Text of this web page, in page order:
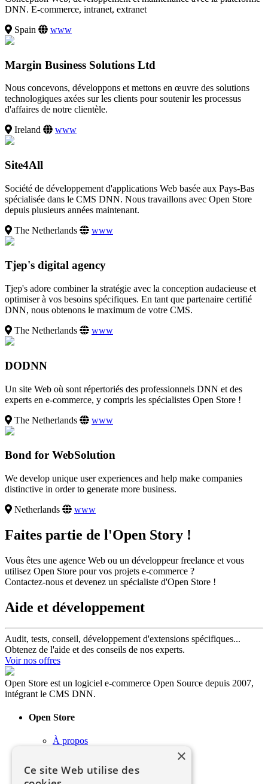
DNN. E-commerce, intranet, extranet
Spain
www
Margin Business Solutions Ltd
Nous concevons, développons et mettons en œuvre des solutions
technologiques axées sur les clients pour soutenir les processus
d'affaires de notre clientèle.
Ireland
www
Site4All
Société de développement d'applications Web basée aux Pays-Bas
spécialisée dans le CMS DNN. Nous travaillons avec Open Store
depuis plusieurs années maintenant.
The Netherlands
www
Tjep's digital agency
Tjep's adore combiner la stratégie avec la conception audacieuse et
optimiser à vos besoins spécifiques. En tant que partenaire certifié
DNN, nous obtenons le maximum de votre CMS.
The Netherlands
www
DODNN
Un site Web où sont répertoriés des professionnels DNN et des
experts en e-commerce, y compris les spécialistes Open Store !
The Netherlands
www
Bond for WebSolution
We develop unique user experiences and help make companies
distinctive in order to generate more business.
Netherlands
www
Faites partie de l'Open Story !
Vous êtes une agence Web ou un développeur freelance et vous
utilisez Open Store pour vos projets e-commerce ?
Contactez-nous et devenez un spécialiste d'Open Store !
Aide et développement
Audit, tests, conseil, développement d'extensions spécifiques...
Obtenez de l'aide et des conseils de nos experts.
Voir nos offres
Open Store est un logiciel e-commerce Open Source depuis 2007,
intégrant le CMS DNN.
Open Store
À propos
Mentions légales
×
Ce site Web utilise des